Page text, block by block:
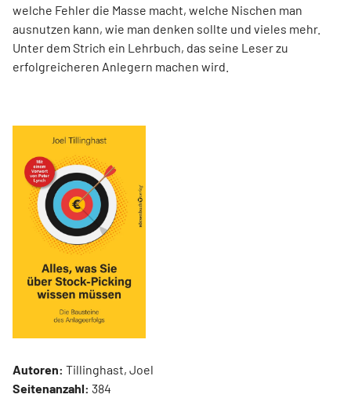
welche Fehler die Masse macht, welche Nischen man
ausnutzen kann, wie man denken sollte und vieles mehr.
Unter dem Strich ein Lehrbuch, das seine Leser zu
erfolgreicheren Anlegern machen wird.
Autoren: Tillinghast, Joel
Seitenanzahl: 384